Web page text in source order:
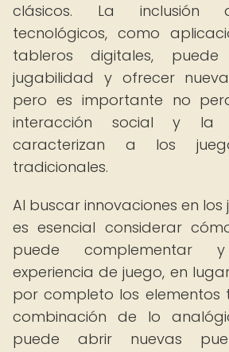
clásicos. La inclusión
tecnológicos, como
tableros digitales,
jugabilidad y ofrecer
pero es importante no
interacción social y la
caracterizan a los
tradicionales.
Al buscar innovaciones en los
es esencial considerar
puede complementar
experiencia de juego, en
por completo los elementos
combinación de lo
puede abrir nuevas